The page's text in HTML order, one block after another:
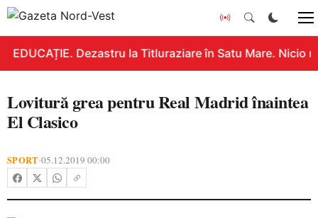
EDUCAȚIE. Dezastru la Titluraziare în Satu Mare. Nicio
Lovitură grea pentru Real Madrid înaintea
El Clasico
SPORT•05.12.2019 00:00